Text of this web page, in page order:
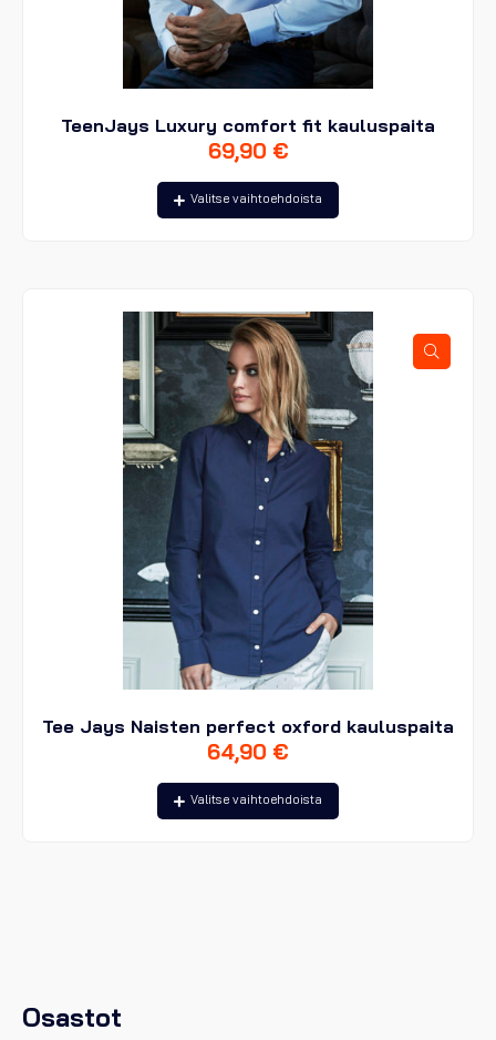
Osastot
TeenJays Luxury comfort fit kauluspaita
69,90 €
Valitse vaihtoehdoista
Tällä
tuotteella
Voit
tehdä
valinnat
tuotteen
sivulla.
Tee Jays Naisten perfect oxford kauluspaita
64,90 €
Valitse vaihtoehdoista
Tällä
tuotteella